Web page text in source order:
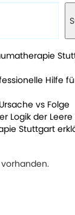
Hilfe
vs Folge
Logik der
Stuttgart